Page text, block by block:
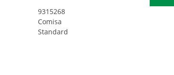
9315268
Comisa
Standard